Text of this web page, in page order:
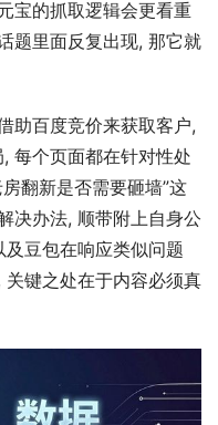
宝的抓取逻辑会更看重
题里面反复出现, 那它就
助百度竞价来获取客户,
每个页面都在针对性处
翻新是否需要砸墙”这
决办法, 顺带附上自身公
豆包在响应类似问题
键之处在于内容必须真